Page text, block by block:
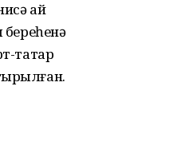
ай
татар